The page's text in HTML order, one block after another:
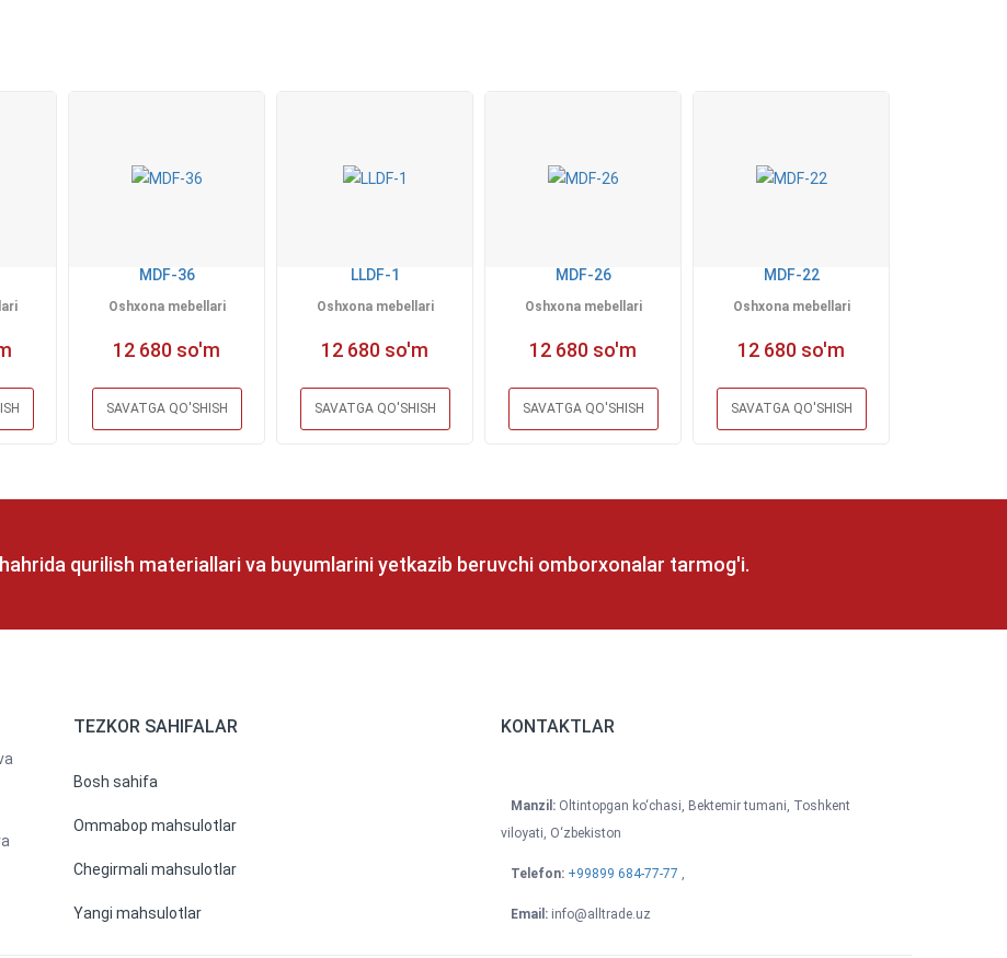
MDF-36
Oshxona mebellari
12 680 so'm
SAVATGA QO'SHISH
LLDF-1
Oshxona mebellari
12 680 so'm
SAVATGA QO'SHISH
MDF-26
Oshxona mebellari
12 680 so'm
SAVATGA QO'SHISH
MDF-22
Oshxona mebellari
12 680 so'm
SAVATGA QO'SHISH
qurilish materiallari va buyumlarini yetkazib beruvchi omborxonalar tarmog'i.
TEZKOR SAHIFALAR
Bosh sahifa
Ommabop mahsulotlar
Chegirmali mahsulotlar
Yangi mahsulotlar
KONTAKTLAR
Manzil: Oltintopgan ko‘chasi, Bektemir tumani, Toshkent
viloyati, O‘zbekiston
Telefon: +99899 684-77-77 ,
Email: info@alltrade.uz